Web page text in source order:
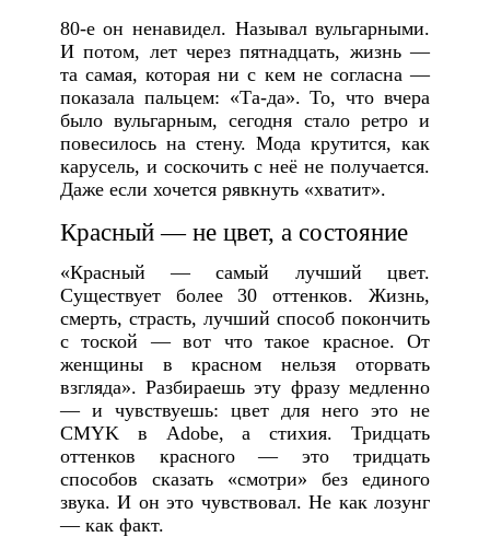
80-е он ненавидел. Называл вульгарными.
И потом, лет через пятнадцать, жизнь —
та самая, которая ни с кем не согласна —
показала пальцем: «Та-да». То, что вчера
было вульгарным, сегодня стало ретро и
повесилось на стену. Мода крутится, как
карусель, и соскочить с неё не получается.
Даже если хочется рявкнуть «хватит».
Красный — не цвет, а состояние
«Красный — самый лучший цвет.
Существует более 30 оттенков. Жизнь,
смерть, страсть, лучший способ покончить
с тоской — вот что такое красное. От
женщины в красном нельзя оторвать
взгляда». Разбираешь эту фразу медленно
— и чувствуешь: цвет для него это не
CMYK в Adobe, а стихия. Тридцать
оттенков красного — это тридцать
способов сказать «смотри» без единого
звука. И он это чувствовал. Не как лозунг
— как факт.